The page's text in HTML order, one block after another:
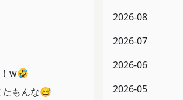
w🤣
たもんな😅
2026-08
2026-07
2026-06
2026-05